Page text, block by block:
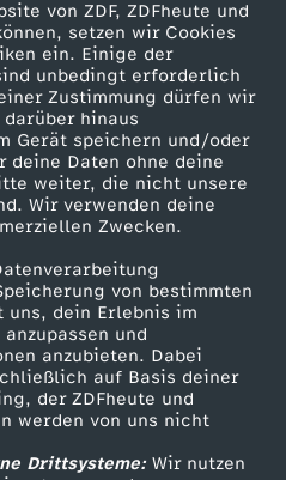
von ZDF, ZDFheute und
setzen wir Cookies
ein. Einige der
unbedingt erforderlich
Zustimmung dürfen wir
hinaus
Gerät speichern und/oder
deine Daten ohne deine
weiter, die nicht unsere
Wir verwenden deine
Zwecken.
von bestimmten
dein Erlebnis im
und
anzubieten. Dabei
auf Basis deiner
der ZDFheute und
werden von uns nicht
Drittsysteme:Wir nutzen
Service
ZDFmitreden
Kontakt zum ZDF
Tickets
Zuschauerservice
Hilfe